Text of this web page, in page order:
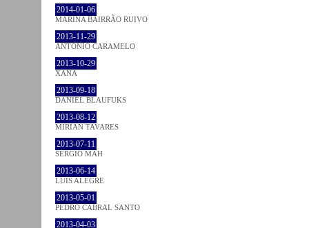
2014-01-06
MARINA BAIRRÃO RUIVO
2013-11-29
ANTÓNIO CARAMELO
2013-10-29
XANA
2013-09-18
DANIEL BLAUFUKS
2013-08-12
MIRIAN TAVARES
2013-07-11
SÉRGIO MAH
2013-06-14
LUÍS ALEGRE
2013-05-01
PEDRO CABRAL SANTO
2013-04-03